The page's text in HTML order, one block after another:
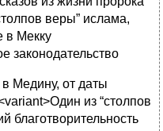
веры” ислама,
в Мекку
законодательство
Медину, от даты
из “столпов
благотворительность